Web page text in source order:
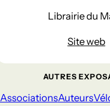
Librairie du
Site web
AUTRES
AssociationsAuteurs